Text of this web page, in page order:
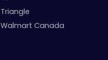
Triangle
Walmart Canada